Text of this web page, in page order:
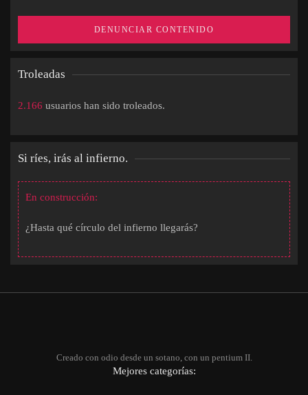
DENUNCIAR CONTENIDO
Troleadas
2.166 usuarios han sido troleados.
Si ríes, irás al infierno.
En construcción:
¿Hasta qué círculo del infierno llegarás?
Creado con odio desde un sotano, con un pentium II.
Mejores categorías: